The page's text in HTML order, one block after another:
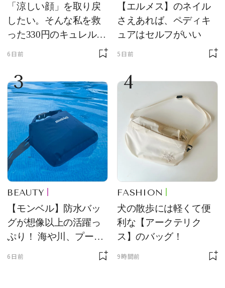
「涼しい顔」を取り戻
したい。そんな私を救
った330円のキュレル名
6日前
【エルメス】のネイル
さえあれば、ペディキ
ュアはセルフがいい
5日前
3
BEAUTY
【モンベル】防水バッ
グが想像以上の活躍っ
ぷり！ 海や川、プール
6日前
4
FASHION
犬の散歩には軽くて便
利な【アークテリク
ス】のバッグ！
9時間前